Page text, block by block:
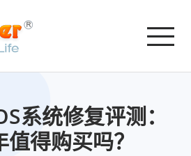
系统修复评测：
得购买吗？